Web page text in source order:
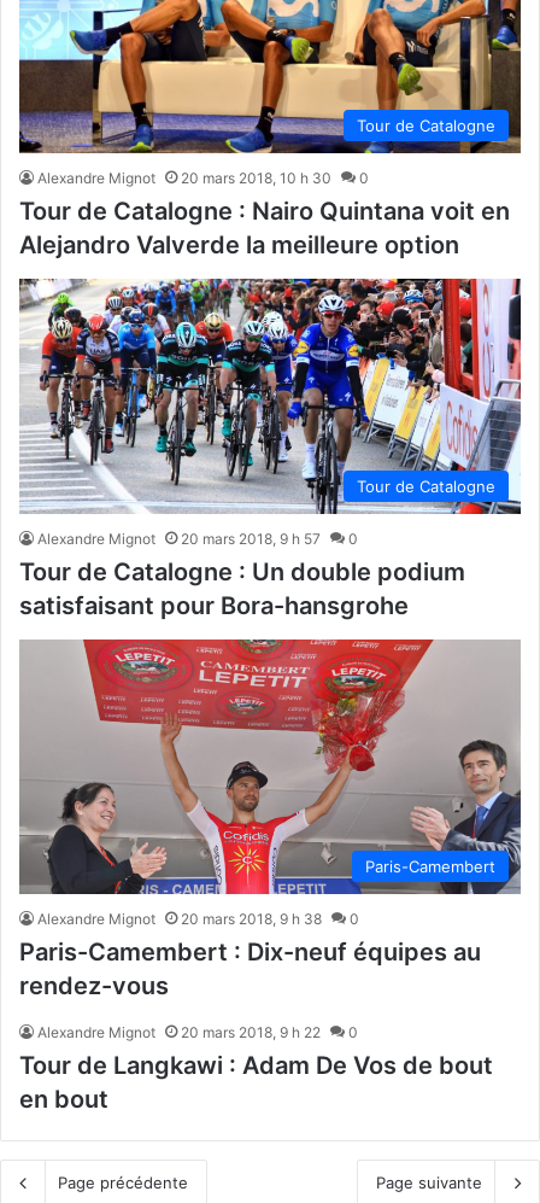
Tour de Catalogne
Alexandre Mignot 20 mars 2018, 10 h 30 0
Tour de Catalogne : Nairo Quintana voit en
Alejandro Valverde la meilleure option
Tour de Catalogne
Alexandre Mignot 20 mars 2018, 9 h 57 0
Tour de Catalogne : Un double podium
satisfaisant pour Bora-hansgrohe
Paris-Camembert
Alexandre Mignot 20 mars 2018, 9 h 38 0
Paris-Camembert : Dix-neuf équipes au
rendez-vous
Alexandre Mignot 20 mars 2018, 9 h 22 0
Tour de Langkawi : Adam De Vos de bout
en bout
Page précédente Page suivante